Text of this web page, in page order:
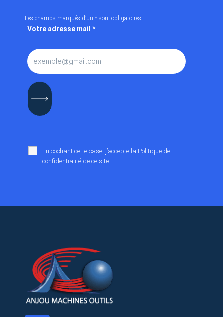
Les champs marqués d’un * sont obligatoires
Votre adresse mail *
En cochant cette case, j’accepte la Politique de
confidentialité de ce site